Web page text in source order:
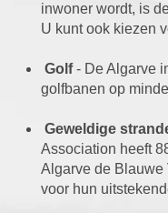
inwoner wordt, is
U kunt ook kiezen
Golf- De Algarve
golfbanen op
Geweldige
Association heeft
Algarve de Blauwe
voor hun